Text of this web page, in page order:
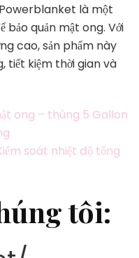
là một
bảo quản mật ong. Với
cao, sản phẩm này
tiết kiệm thời gian và
ong – thùng 5 Gallon
soát nhiệt độ tổng
tôi: